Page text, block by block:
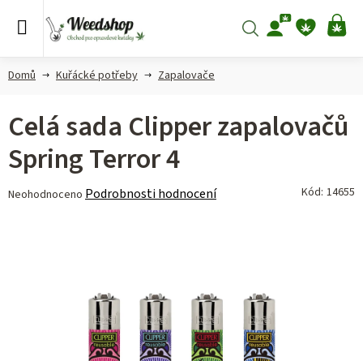
Hledat
Domů Kuřácké potřeby Zapalovače
Celá sada Clipper zapalovačů
Spring Terror 4
Průměrné
Neohodnoceno Podrobnosti hodnocení Kód: 14655